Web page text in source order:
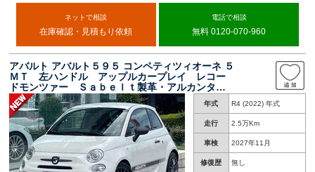
ネットで相談
在庫確認・見積もり依頼
電話で相談
無料 0120-070-960
アバルト アバルト５９５ コンペティツィオーネ ５
ＭＴ 左ハンドル アップルカープレイ レコー
ドモンツァー Ｓａｂｅｌｔ製革・アルカンター
ラコンビシート Ｂｒｅｍｂｏ製レッドブレーキ
キャリパー オートエアコン 純正１７インチア
ルミ 禁煙車 ＥＴＣ
年式 R4 (2022) 年式
走行 2.5万Km
車検 2027年11月
修復歴 無し